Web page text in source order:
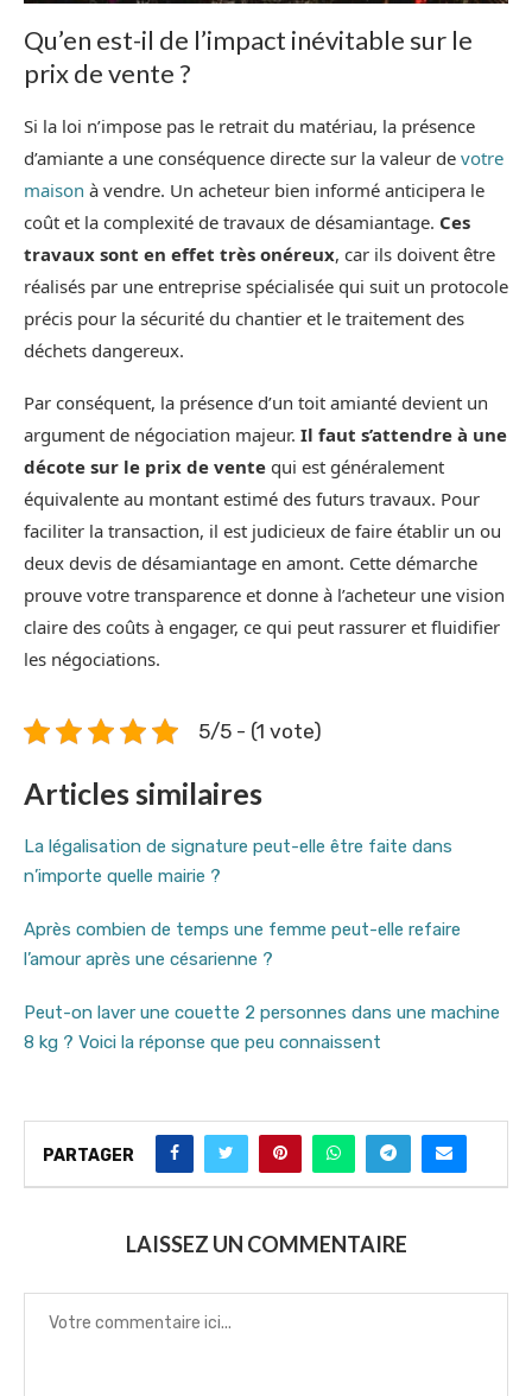
Qu’en est-il de l’impact inévitable sur le
prix de vente ?
Si la loi n’impose pas le retrait du matériau, la présence
d’amiante a une conséquence directe sur la valeur de votre
maison à vendre. Un acheteur bien informé anticipera le
coût et la complexité de travaux de désamiantage. Ces
travaux sont en effet très onéreux, car ils doivent être
réalisés par une entreprise spécialisée qui suit un protocole
précis pour la sécurité du chantier et le traitement des
déchets dangereux.
Par conséquent, la présence d’un toit amianté devient un
argument de négociation majeur. Il faut s’attendre à une
décote sur le prix de vente qui est généralement
équivalente au montant estimé des futurs travaux. Pour
faciliter la transaction, il est judicieux de faire établir un ou
deux devis de désamiantage en amont. Cette démarche
prouve votre transparence et donne à l’acheteur une vision
claire des coûts à engager, ce qui peut rassurer et fluidifier
les négociations.
5/5 - (1 vote)
Articles similaires
La légalisation de signature peut-elle être faite dans
n’importe quelle mairie ?
Après combien de temps une femme peut-elle refaire
l’amour après une césarienne ?
Peut-on laver une couette 2 personnes dans une machine
8 kg ? Voici la réponse que peu connaissent
PARTAGER
LAISSEZ UN COMMENTAIRE